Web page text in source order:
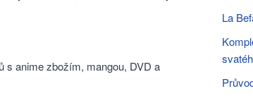
s anime zbožím, mangou, DVD a
La